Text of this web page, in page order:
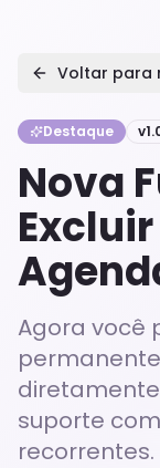
Voltar para
Destaque v
Nova
Excluir
Agora você
suporte
recorrentes.